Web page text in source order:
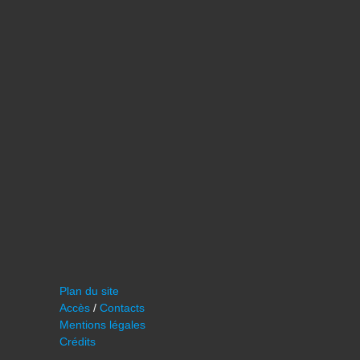
Plan du site
Accès / Contacts
Mentions légales
Crédits